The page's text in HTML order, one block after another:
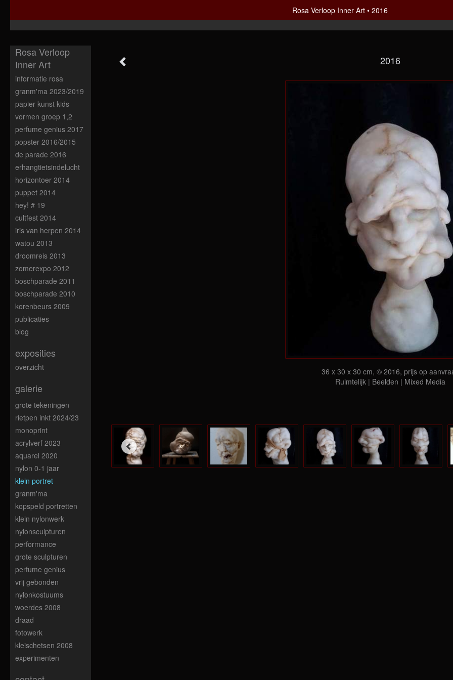
Rosa Verloop Inner Art 2016
2016
36 x 30 x 30 cm, © 2016, prijs op
Ruimtelijk | Beelden | Mixed Media
Rosa Verloop
Inner Art
informatie rosa
granm'ma 2023/2019
papier kunst kids
vormen groep 1,2
perfume genius 2017
popster 2016/2015
de parade 2016
erhangtietsindelucht
horizontoer 2014
puppet 2014
hey! # 19
cultfest 2014
iris van herpen 2014
watou 2013
droomreis 2013
zomerexpo 2012
boschparade 2011
boschparade 2010
korenbeurs 2009
publicaties
blog
exposities
overzicht
galerie
grote tekeningen
rietpen inkt 2024/23
monoprint
acrylverf 2023
aquarel 2020
nylon 0-1 jaar
klein portret
granm'ma
kopspeld portretten
klein nylonwerk
nylonsculpturen
performance
grote sculpturen
perfume genius
vrij gebonden
nylonkostuums
woerdes 2008
draad
fotowerk
kleischetsen 2008
experimenten